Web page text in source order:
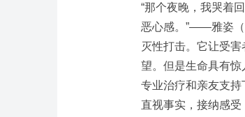
“那个夜晚，我哭着
恶心感。”——雅姿（
灭性打击。它让受
望。但是生命具有惊
专业治疗和亲友支
直视事实，接纳感